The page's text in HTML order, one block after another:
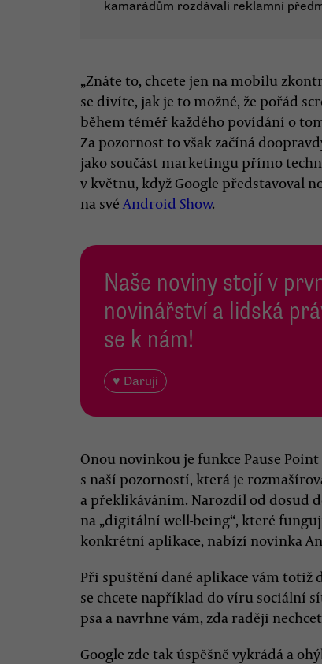
kamarádům rozdávali reklamní
„Znáte to, chcete jen na mobilu
se divíte, jak je to možné, že pořád
během téměř každého povídání o
Za pozornost to však začíná
jako součást marketingu přímo
v květnu, když Google představoval
na své Android Show.
Naše noviny stojí v
novinářství a lidská
se k nám!
♥ Daruji
Onou novinkou je funkce Pause
s naší pozorností, která je
a překlikáváním. Narozdíl od dosud
na „digitální well-being“, které
konkrétní aplikace, nabízí novinka
Při spuštění dané aplikace vám totiž
se chcete například do víru sociální
psa a navrhne vám, zda raději
Google zde tak úspěšně vykrádá a